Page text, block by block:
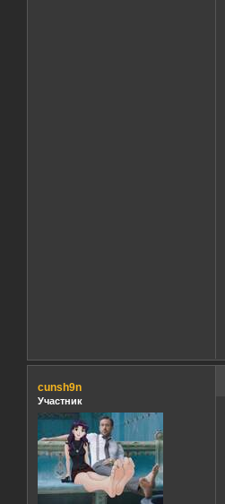
cunsh9n
Участник